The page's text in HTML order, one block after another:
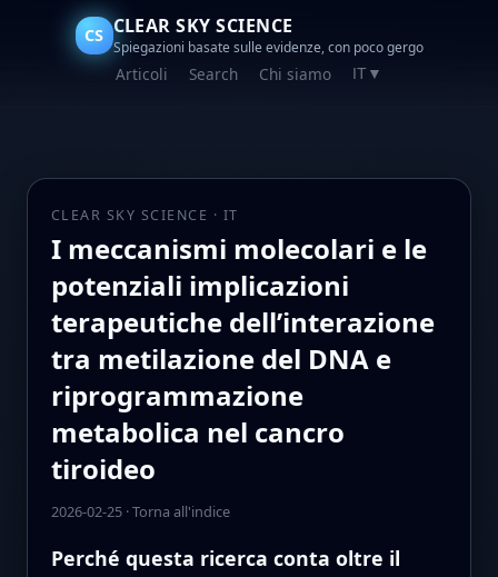
CS CLEAR SKY SCIENCE
Spiegazioni basate sulle evidenze, con poco gergo
Articoli Search Chi siamo IT ▼
CLEAR SKY SCIENCE · IT
I meccanismi molecolari e le
potenziali implicazioni
terapeutiche dell’interazione
tra metilazione del DNA e
riprogrammazione
metabolica nel cancro
tiroideo
2026-02-25·Torna all'indice
Perché questa ricerca conta oltre il